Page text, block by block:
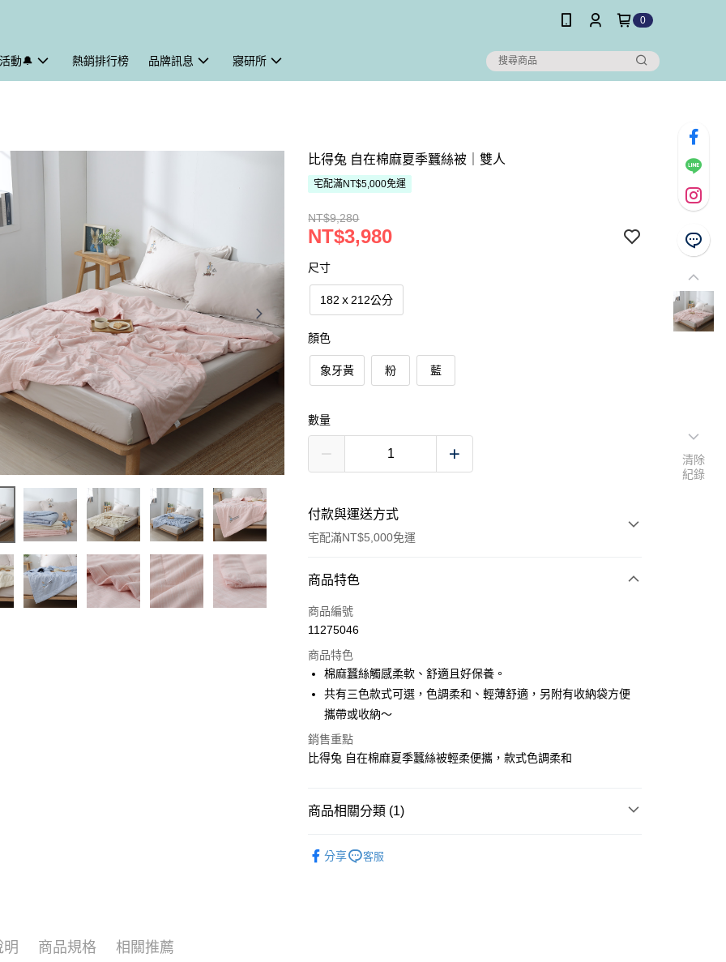
0
動🔔 熱銷排行榜 品牌訊息 寢研所
比得兔 自在棉麻夏季蠶絲被｜雙人
宅配滿NT$5,000免運
NT$9,280
NT$3,980
尺寸
182ｘ212公分
顏色
象牙黃 粉 藍
數量
付款與運送方式
宅配滿NT$5,000免運
付款方式
信用卡一次付款
運送方式
新竹物流
每筆NT$100，滿NT$5,000(含以上)免運費
商品特色
商品編號
11275046
商品特色
棉麻蠶絲觸感柔軟、舒適且好保養。
共有三色款式可選，色調柔和、輕薄舒適，另附有收納袋方便
攜帶或收納～
銷售重點
比得兔 自在棉麻夏季蠶絲被輕柔便攜，款式色調柔和
商品相關分類 (1)
分享
客服
明 商品規格 相關推薦
清除
紀錄